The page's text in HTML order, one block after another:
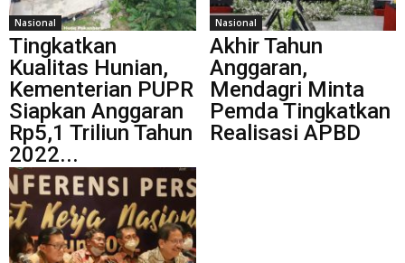
Nasional
Tingkatkan
Kualitas Hunian,
Kementerian PUPR
Siapkan Anggaran
Rp5,1 Triliun Tahun
2022...
Nasional
Akhir Tahun
Anggaran,
Mendagri Minta
Pemda Tingkatkan
Realisasi APBD